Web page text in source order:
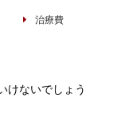
治療費
けないでしょう